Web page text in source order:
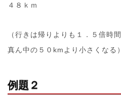
４８ｋｍ
（行きは帰りよりも１．５倍時
真ん中の５０kmより小さくなる）
例題２